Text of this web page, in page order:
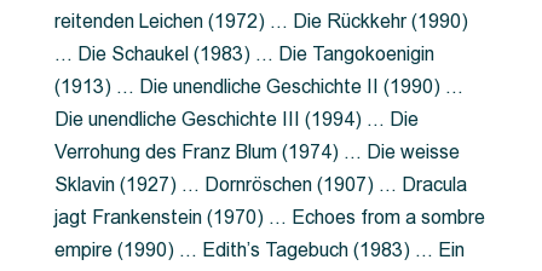
reitenden Leichen (1972) … Die Rückkehr (1990)
… Die Schaukel (1983) … Die Tangokoenigin
(1913) … Die unendliche Geschichte II (1990) …
Die unendliche Geschichte III (1994) … Die
Verrohung des Franz Blum (1974) … Die weisse
Sklavin (1927) … Dornröschen (1907) … Dracula
jagt Frankenstein (1970) … Echoes from a sombre
empire (1990) … Edith’s Tagebuch (1983) … Ein